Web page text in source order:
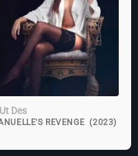
Des
REVENGE (2023)